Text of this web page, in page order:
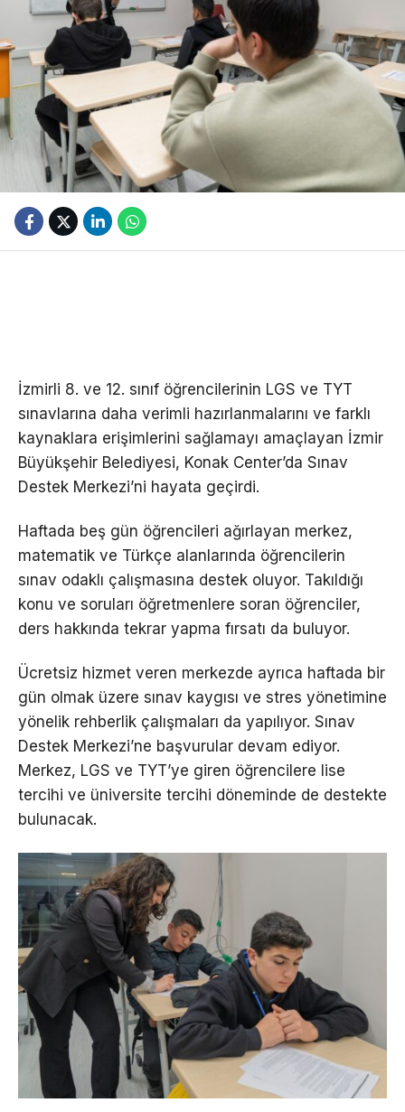
İzmirli 8. ve 12. sınıf öğrencilerinin LGS ve TYT
sınavlarına daha verimli hazırlanmalarını ve farklı
kaynaklara erişimlerini sağlamayı amaçlayan İzmir
Büyükşehir Belediyesi, Konak Center’da Sınav
Destek Merkezi’ni hayata geçirdi.
Haftada beş gün öğrencileri ağırlayan merkez,
matematik ve Türkçe alanlarında öğrencilerin
sınav odaklı çalışmasına destek oluyor. Takıldığı
konu ve soruları öğretmenlere soran öğrenciler,
ders hakkında tekrar yapma fırsatı da buluyor.
Ücretsiz hizmet veren merkezde ayrıca haftada bir
gün olmak üzere sınav kaygısı ve stres yönetimine
yönelik rehberlik çalışmaları da yapılıyor. Sınav
Destek Merkezi’ne başvurular devam ediyor.
Merkez, LGS ve TYT’ye giren öğrencilere lise
tercihi ve üniversite tercihi döneminde de destekte
bulunacak.